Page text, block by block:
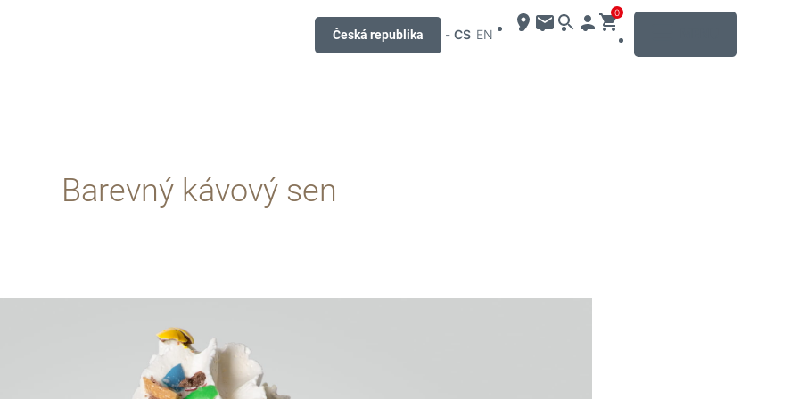
Česká republika - CS EN
0
Barevný kávový sen